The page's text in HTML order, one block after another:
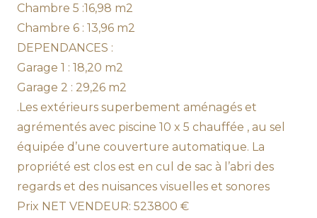
Chambre 5 :16,98 m2
Chambre 6 : 13,96 m2
DEPENDANCES :
Garage 1 : 18,20 m2
Garage 2 : 29,26 m2
.Les extérieurs superbement aménagés et
agrémentés avec piscine 10 x 5 chauffée , au sel
équipée d’une couverture automatique. La
propriété est clos est en cul de sac à l’abri des
regards et des nuisances visuelles et sonores
Prix NET VENDEUR: 523800 €